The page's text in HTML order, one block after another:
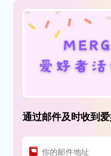
通过邮件及时收到